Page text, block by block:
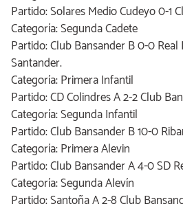
Partido: Solares Medio Cudeyo 0-1
Categoría: Segunda Cadete
Partido: Club Bansander B 0-0 Real
Santander.
Categoría: Primera Infantil
Partido: CD Colindres A 2-2 Club
Categoría: Segunda Infantil
Partido: Club Bansander B 10-0
Categoría: Primera Alevin
Partido: Club Bansander A 4-0 SD
Categoría: Segunda Alevín